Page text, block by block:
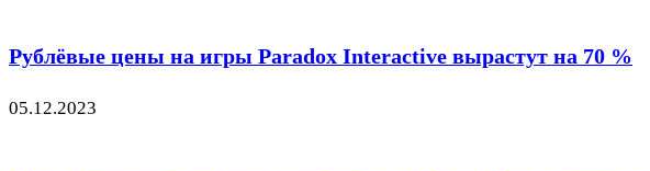
Рублёвые цены на игры Paradox Interactive вырастут на 70 %
05.12.2023